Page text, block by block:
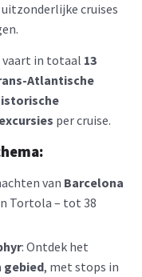
cruises
vaart in totaal 13
Atlantische
per cruise.
van Barcelona
Tortola – tot 38
: Ontdek het
gebied, met stops in